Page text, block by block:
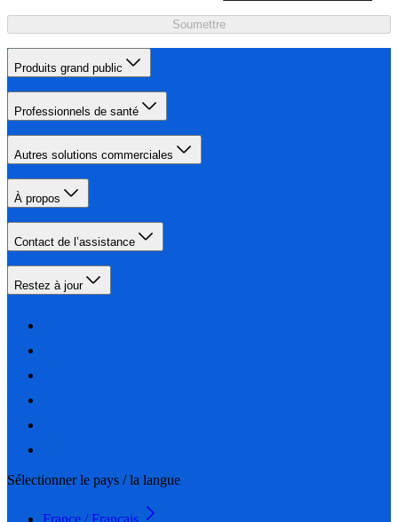
Soumettre
Produits grand public
Professionnels de santé
Autres solutions commerciales
À propos
Contact de l’assistance
Restez à jour
Sélectionner le pays / la langue
France / Français